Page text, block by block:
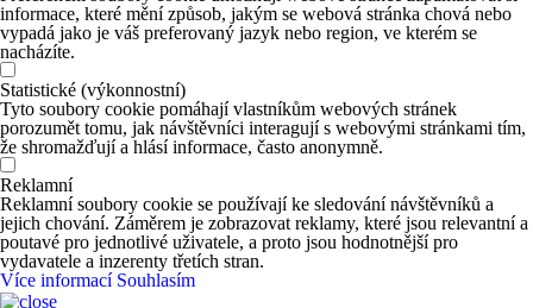
informace, které mění způsob, jakým se webová stránka chová nebo
vypadá jako je váš preferovaný jazyk nebo region, ve kterém se
nacházíte.
Statistické (výkonnostní)
Tyto soubory cookie pomáhají vlastníkům webových stránek
porozumět tomu, jak návštěvníci interagují s webovými stránkami tím,
že shromažďují a hlásí informace, často anonymně.
Reklamní
Reklamní soubory cookie se používají ke sledování návštěvníků a
jejich chování. Záměrem je zobrazovat reklamy, které jsou relevantní a
poutavé pro jednotlivé uživatele, a proto jsou hodnotnější pro
vydavatele a inzerenty třetích stran.
Více informací Souhlasím